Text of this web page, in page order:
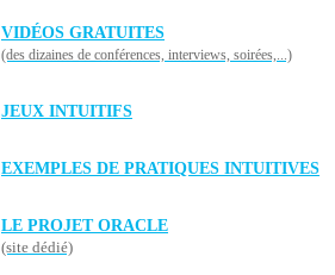
VIDÉOS GRATUITES
(des dizaines de conférences, interviews, soirées,...)
JEUX INTUITIFS
EXEMPLES DE PRATIQUES INTUITIVES
LE PROJET ORACLE
(site dédié)